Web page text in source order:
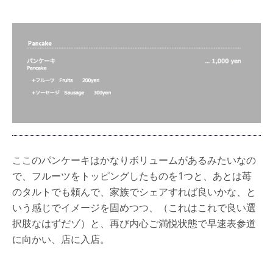
ここのパンケーキはかなりボリュームがあるみたいなの
で、フルーツをトッピングしたものを1つと、あとは苺
のタルトでも頼んで、家族でシェアすれば良いかな、と
いう感じでイメージを固めつつ、（これはこれで良い選
択肢なはずだゾ）と、再び内心ご満悦状態で早速表参道
に向かい、店に入店。